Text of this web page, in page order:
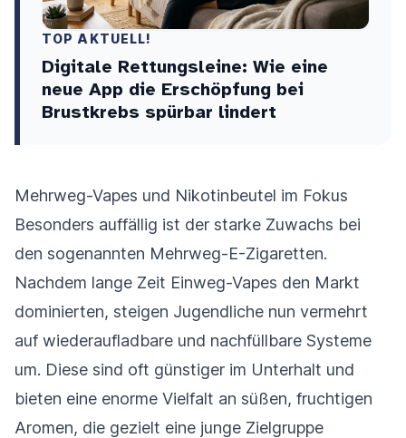
TOP AKTUELL!
Digitale Rettungsleine: Wie eine
neue App die Erschöpfung bei
Brustkrebs spürbar lindert
Mehrweg-Vapes und Nikotinbeutel im Fokus
Besonders auffällig ist der starke Zuwachs bei
den sogenannten Mehrweg-E-Zigaretten.
Nachdem lange Zeit Einweg-Vapes den Markt
dominierten, steigen Jugendliche nun vermehrt
auf wiederaufladbare und nachfüllbare Systeme
um. Diese sind oft günstiger im Unterhalt und
bieten eine enorme Vielfalt an süßen, fruchtigen
Aromen, die gezielt eine junge Zielgruppe